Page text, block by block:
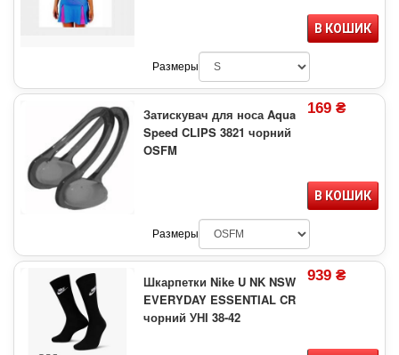
В КОШИК
Размеры
Затискувач для носа Aqua
Speed CLIPS 3821 чорний
OSFM
169 ₴
В КОШИК
Размеры
Шкарпетки Nike U NK NSW
EVERYDAY ESSENTIAL CR
чорний УНІ 38-42
939 ₴